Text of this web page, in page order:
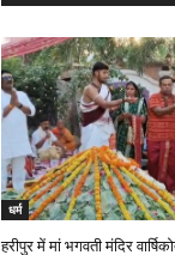
धर्म
हरीपुर में मां भगवती मंदिर